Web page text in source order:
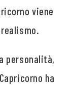
viene
personalità,
ha